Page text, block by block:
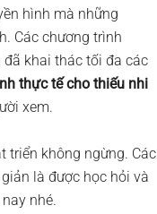
hình mà những
Các chương trình
khai thác tối đa các
thực tế cho thiếu nhi
xem.
triển không ngừng. Các
là được học hỏi và
nhé.